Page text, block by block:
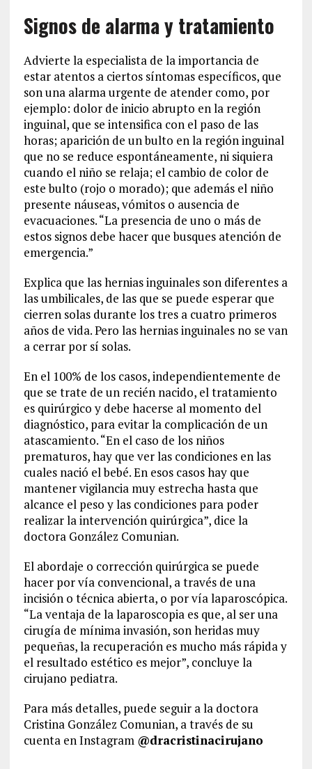
Signos de alarma y tratamiento
Advierte la especialista de la importancia de
estar atentos a ciertos síntomas específicos, que
son una alarma urgente de atender como, por
ejemplo: dolor de inicio abrupto en la región
inguinal, que se intensifica con el paso de las
horas; aparición de un bulto en la región inguinal
que no se reduce espontáneamente, ni siquiera
cuando el niño se relaja; el cambio de color de
este bulto (rojo o morado); que además el niño
presente náuseas, vómitos o ausencia de
evacuaciones. “La presencia de uno o más de
estos signos debe hacer que busques atención de
emergencia.”
Explica que las hernias inguinales son diferentes a
las umbilicales, de las que se puede esperar que
cierren solas durante los tres a cuatro primeros
años de vida. Pero las hernias inguinales no se van
a cerrar por sí solas.
En el 100% de los casos, independientemente de
que se trate de un recién nacido, el tratamiento
es quirúrgico y debe hacerse al momento del
diagnóstico, para evitar la complicación de un
atascamiento. “En el caso de los niños
prematuros, hay que ver las condiciones en las
cuales nació el bebé. En esos casos hay que
mantener vigilancia muy estrecha hasta que
alcance el peso y las condiciones para poder
realizar la intervención quirúrgica”, dice la
doctora González Comunian.
El abordaje o corrección quirúrgica se puede
hacer por vía convencional, a través de una
incisión o técnica abierta, o por vía laparoscópica.
“La ventaja de la laparoscopia es que, al ser una
cirugía de mínima invasión, son heridas muy
pequeñas, la recuperación es mucho más rápida y
el resultado estético es mejor”, concluye la
cirujano pediatra.
Para más detalles, puede seguir a la doctora
Cristina González Comunian, a través de su
cuenta en Instagram @dracristinacirujano